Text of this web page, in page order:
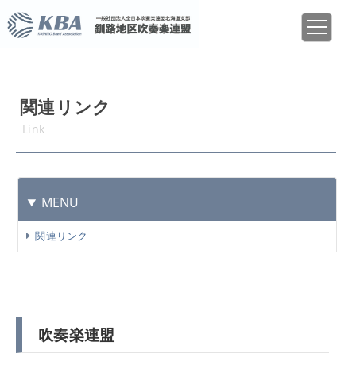
関連リンク
Link
MENU
関連リンク
吹奏楽連盟